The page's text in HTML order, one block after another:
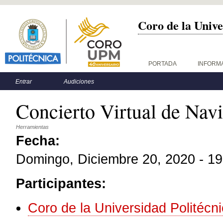
Coro de la
Menú principal PORTADA
Menú secundario
Entrar Audiciones
Concierto Virtual de
Herramientas
Fecha:
Domingo, Diciembre 20, 2020 -
Participantes:
Coro de la Universidad